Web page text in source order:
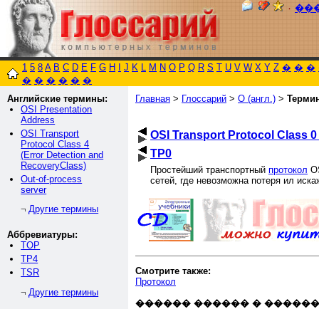
٠
1 5 8 A B C D E F G H J K L M N O P Q R S T U V W X Y Z � � �
� � � � � �
Английские термины:
OSI Presentation
Address
OSI Transport
Protocol Class 4
(Error Detection and
RecoveryClass)
Out-of-process
server
¬ Другие термины
Аббревиатуры:
TOP
TP4
TSR
¬ Другие термины
Главная > Глоссарий > O (англ.) >
OSI Transport Protocol Class
TP0
Простейший транспортный протокол
сетей, где невозможна потеря ил
Смотрите также:
Протокол
������ ������ �